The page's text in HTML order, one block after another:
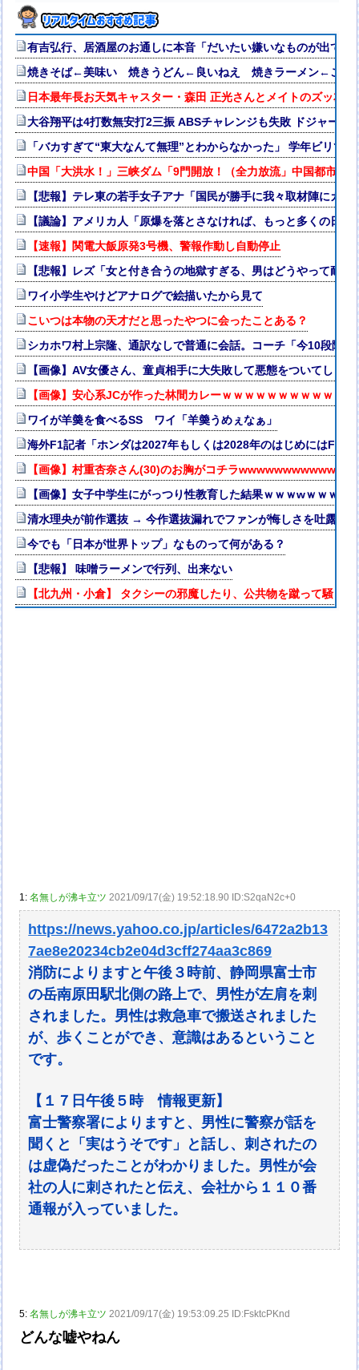
有吉弘行、居酒屋のお通しに本音「だいたい嫌いなものが出て
焼きそば←美味い 焼きうどん←良いねえ 焼きラーメン←こい
日本最年長お天気キャスター・森田 正光さんとメイトのズッ友写
大谷翔平は4打数無安打2三振 ABSチャレンジも失敗 ドジャー
「バカすぎて“東大なんて無理”とわからなかった」 学年ビリ
中国「大洪水！」三峡ダム「9門開放！（全力放流」中国都市
【悲報】テレ東の若手女子アナ「国民が勝手に我々取材陣にカ
【議論】アメリカ人「原爆を落とさなければ、もっと多くの日
【速報】関電大飯原発3号機、警報作動し自動停止
【悲報】レズ「女と付き合うの地獄すぎる、男はどうやって耐え
ワイ小学生やけどアナログで絵描いたから見て
こいつは本物の天才だと思ったやつに会ったことある？
シカホワ村上宗隆、通訳なしで普通に会話。コーチ「今10段階
【画像】AV女優さん、童貞相手に大失敗して悪態をついてしま
【画像】安心系JCが作った林間カレーｗｗｗｗｗｗｗｗｗｗｗ
ワイが羊羮を食べるSS ワイ「羊羮うめぇなぁ」
海外F1記者「ホンダは2027年もしくは2028年のはじめにはF1で
【画像】村重杏奈さん(30)のお胸がコチラwwwwwwwwwwww
【画像】女子中学生にがっつり性教育した結果ｗｗｗwｗｗｗｗ
清水理央が前作選抜 → 今作選抜漏れでファンが悔しさを吐露【
今でも「日本が世界トップ」なものって何がある？
【悲報】 味噌ラーメンで行列、出来ない
【北九州・小倉】 タクシーの邪魔したり、公共物を蹴って騒ぐ
1:名無しが沸キ立ツ 2021/09/17(金) 19:52:18.90 ID:S2qaN2c+0
https://news.yahoo.co.jp/articles/6472a2b13
7ae8e20234cb2e04d3cff274aa3c869
消防によりますと午後３時前、静岡県富士市
の岳南原田駅北側の路上で、男性が左肩を刺
されました。男性は救急車で搬送されました
が、歩くことができ、意識はあるということ
です。
【１７日午後５時 情報更新】
富士警察署によりますと、男性に警察が話を
聞くと「実はうそです」と話し、刺されたの
は虚偽だったことがわかりました。男性が会
社の人に刺されたと伝え、会社から１１０番
通報が入っていました。
5:名無しが沸キ立ツ 2021/09/17(金) 19:53:09.25 ID:FsktcPKnd
どんな嘘やねん